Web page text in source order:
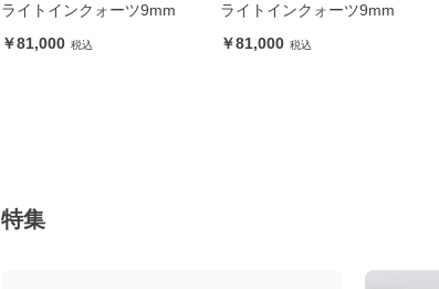
ライトインクォーツ9mm
81,000
ライトインクォーツ9mm
81,000
特集